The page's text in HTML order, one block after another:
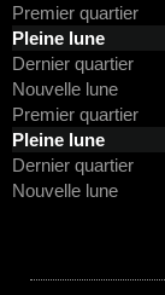
Premier quartier
Pleine lune
Dernier quartier
Nouvelle lune
Premier quartier
Pleine lune
Dernier quartier
Nouvelle lune